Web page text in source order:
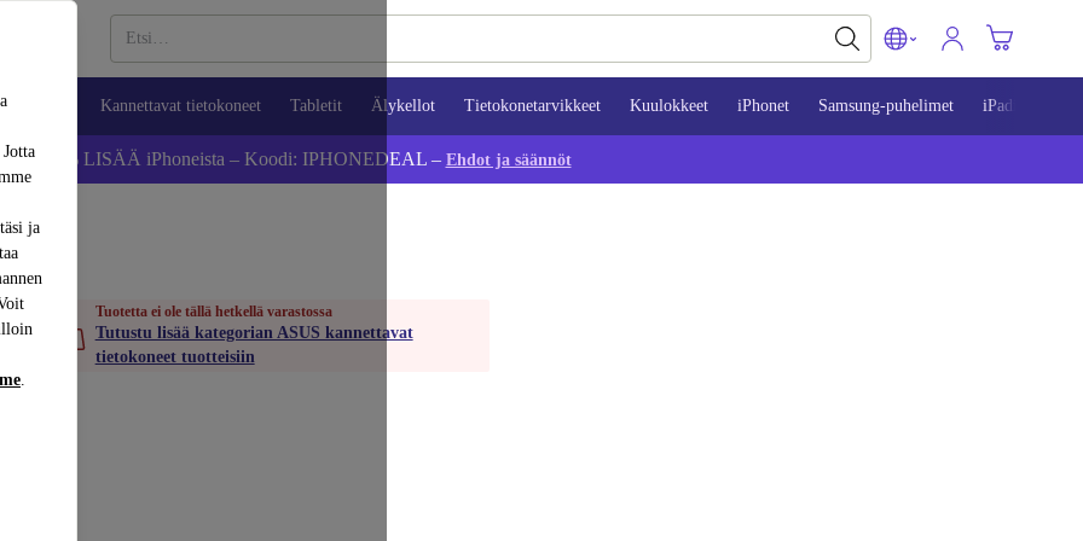
ja
.
Kannettavat tietokoneet Tabletit Älykellot Tietokonetarvikkeet Kuulokkeet iPhonet Samsung-puhelimet iPadit
5 % LISÄÄ iPhoneista – Koodi: IPHONEDEAL – Ehdot ja säännöt
Tuotetta ei ole tällä hetkellä varastossa
Tutustu lisää kategorian ASUS kannettavat
tietokoneet tuotteisiin